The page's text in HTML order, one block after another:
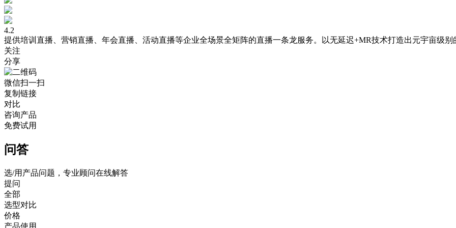
4.2
提供培训直播、营销直播、年会直播、活动直播等企业全场景全矩阵的直播一条龙服务。以无延迟+MR技术打造出元宇亩级别
关注
分享
微信扫一扫
复制链接
对比
咨询产品
免费试用
问答
选/用产品问题，专业顾问在线解答
提问
全部
选型对比
价格
产品使用